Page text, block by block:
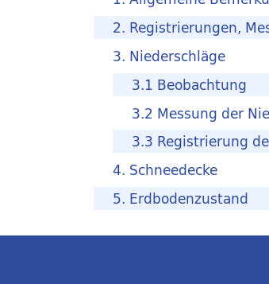
2. Registrierungen,
3. Niederschläge
3.1 Beobachtung
3.2 Messung der
3.3 Registrierung
4. Schneedecke
5. Erdbodenzustand